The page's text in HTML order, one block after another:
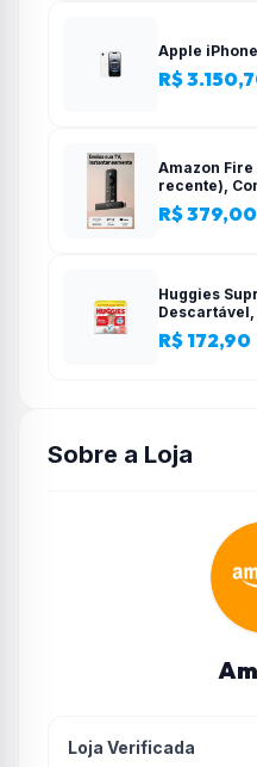
Apple
R$
Amazon Fire
recente),
Alexa,
R$ 379,00
Huggies
Canais em
Unidades
R$ 172,90
Sobre a Loja
Loja Verificada